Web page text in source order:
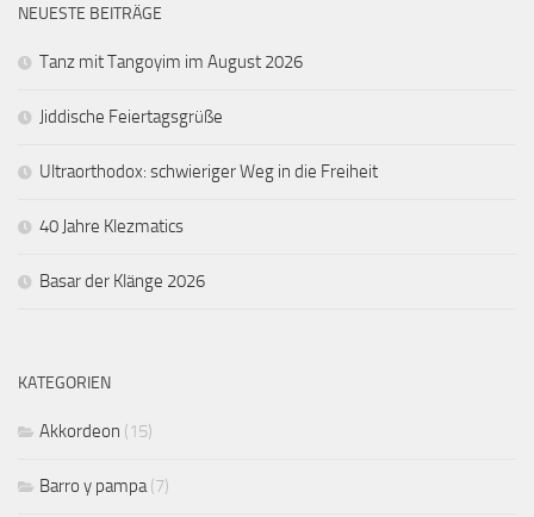
NEUESTE BEITRÄGE
Tanz mit Tangoyim im August 2026
Jiddische Feiertagsgrüße
Ultraorthodox: schwieriger Weg in die Freiheit
40 Jahre Klezmatics
Basar der Klänge 2026
KATEGORIEN
Akkordeon (15)
Barro y pampa(7)